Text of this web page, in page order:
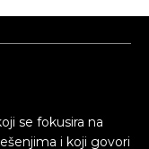
se fokusira na
i koji govori